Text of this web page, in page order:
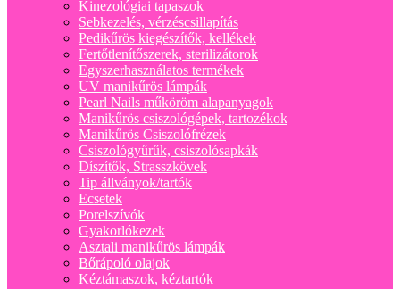
Kinezológiai tapaszok
Sebkezelés, vérzéscsillapítás
Pedikűrös kiegészítők, kellékek
Fertőtlenítőszerek, sterilizátorok
Egyszerhasználatos termékek
UV manikűrös lámpák
Pearl Nails műköröm alapanyagok
Manikűrös csiszológépek, tartozékok
Manikűrös Csiszolófrézek
Csiszológyűrűk, csiszolósapkák
Díszítők, Strasszkövek
Tip állványok/tartók
Ecsetek
Porelszívók
Gyakorlókezek
Asztali manikűrös lámpák
Bőrápoló olajok
Kéztámaszok, kéztartók